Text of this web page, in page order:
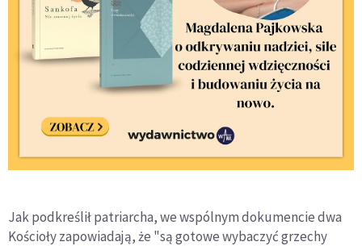
Jak podkreślił patriarcha, we wspólnym dokumencie dwa
Kościoły zapowiadają, że "są gotowe wybaczyć grzechy